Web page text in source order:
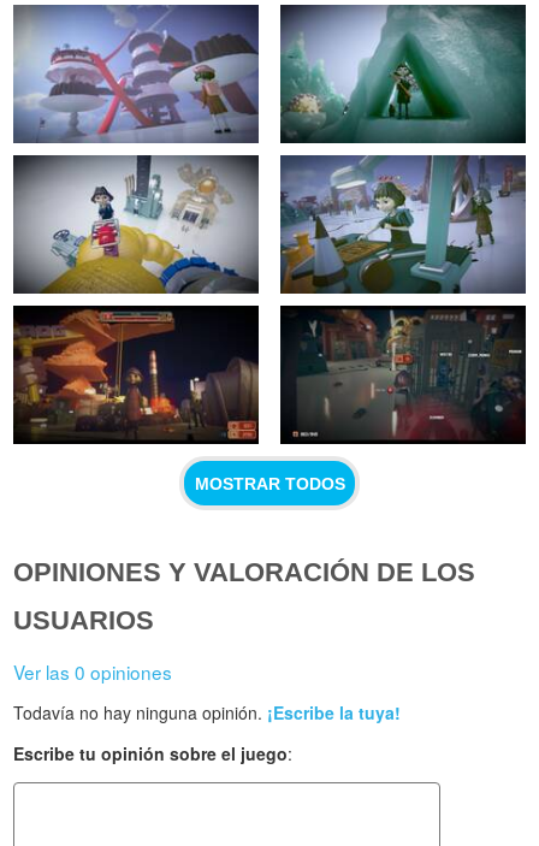
MOSTRAR TODOS
OPINIONES Y VALORACIÓN DE LOS
USUARIOS
Ver las 0 opiniones
Todavía no hay ninguna opinión. ¡Escribe la tuya!
Escribe tu opinión sobre el juego: